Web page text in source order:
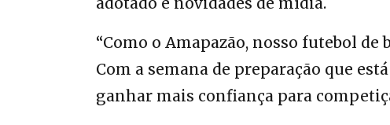
“Como o Amapazão, nosso futebol
Com a semana de preparação que
ganhar mais confiança para